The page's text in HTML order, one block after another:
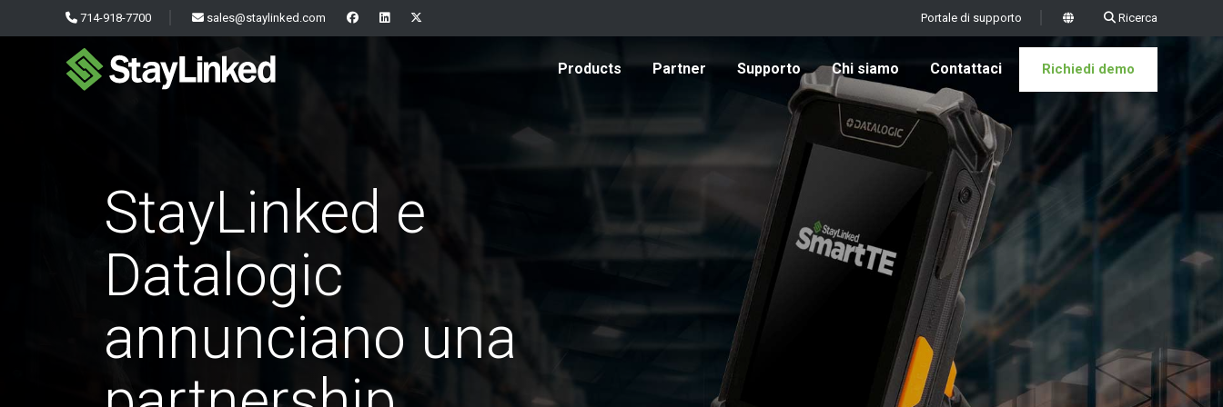
714-918-7700 sales@staylinked.com Portale di supporto Ricerca
Products Partner Supporto Chi siamo Contattaci Richiedi demo
x
StayLinked e
Datalogic
annunciano una